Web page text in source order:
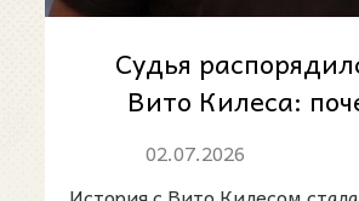
Судья
Вито Килеса:
искала известного
02.07.2026